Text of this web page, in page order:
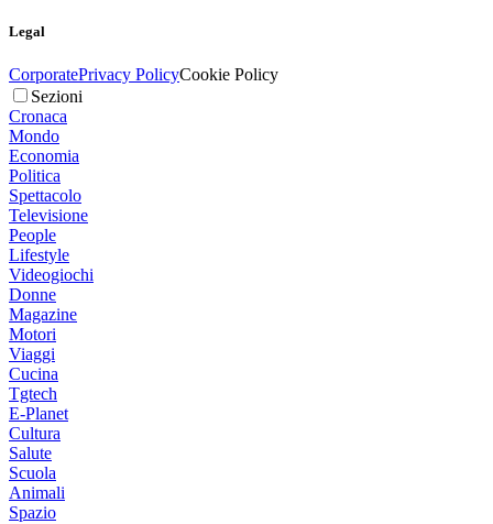
Legal
CorporatePrivacy PolicyCookie Policy
Sezioni
Cronaca
Mondo
Economia
Politica
Spettacolo
Televisione
People
Lifestyle
Videogiochi
Donne
Magazine
Motori
Viaggi
Cucina
Tgtech
E-Planet
Cultura
Salute
Scuola
Animali
Spazio